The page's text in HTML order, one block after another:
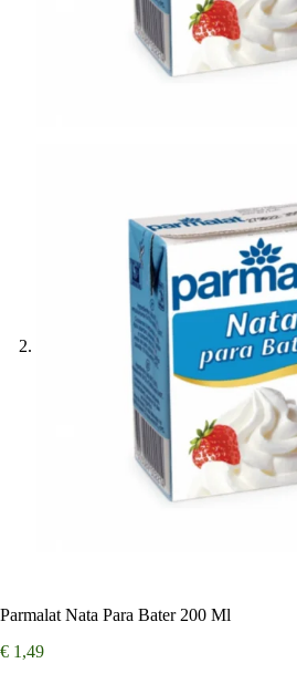
Parmalat Nata Para Bater 200 Ml
€ 1,49